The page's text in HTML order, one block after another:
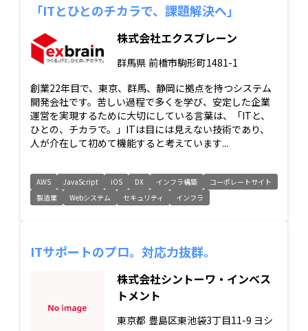
「ITとひとのチカラで、課題解決へ」
株式会社エクスブレーン
群馬県 前橋市駒形町1481-1
創業22年目で、東京、群馬、静岡に拠点を持つシステム
開発会社です。苦しい過程で多くを学び、安定した企業
運営を実現するために大切にしている言葉は、「ITと、
ひとの、チカラで。」ITは目には見えない技術であり、
人が介在して初めて機能すると考えています...
AWS JavaScript iOS DX インフラ構築
コーポレートサイト
製造業
Webシステム セキュリティ インフラ
ITサポートのプロ。対応力抜群。
株式会社シントーワ・インベス
トメント
東京都 豊島区東池袋3丁目11-9 ヨシ